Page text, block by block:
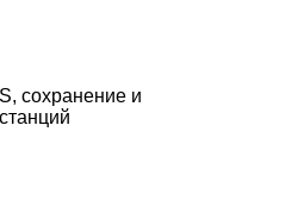
сохранение и